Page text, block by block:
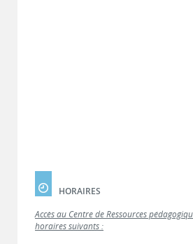
HORAIRES
Accès au Centre de Ressources
horaires suivants :